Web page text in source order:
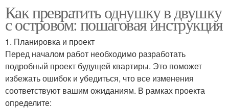
Как превратить однушку в двушку
с островом: пошаговая инструкция
1. Планировка и проект
Перед началом работ необходимо разработать
подробный проект будущей квартиры. Это поможет
избежать ошибок и убедиться, что все изменения
соответствуют вашим ожиданиям. В рамках проекта
определите: